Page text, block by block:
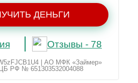
ДЕНЬГИ
Отзывы - 78
| АО МФК «Займер»
РФ № 651303532004088